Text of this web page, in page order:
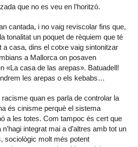
que no es veu en l’horitzó.
cantada, i no vaig reviscolar fins que,
tonalitat un poquet de rèquiem que té
a casa, dins el cotxe vaig sintonitzar
a Mallorca on posaven
«La casa de las arepas». Batuadell!
les arepas o els kebabs…
quan es parla de controlar la
és cinisme perquè el sistema
a les totes. Com tampoc és cert que
integrat mai a d’altres amb tot un
sociològic molt més potent